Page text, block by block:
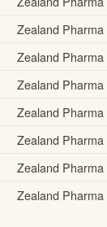
Zealand Pharma
Zealand Pharma
Zealand Pharma
Zealand Pharma
Zealand Pharma
Zealand Pharma
Zealand Pharma